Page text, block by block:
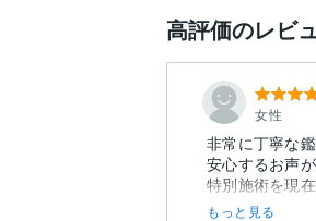
高評価のレビ
女性
非常に丁寧な
安心するお声
特別施術を現
もっと見る